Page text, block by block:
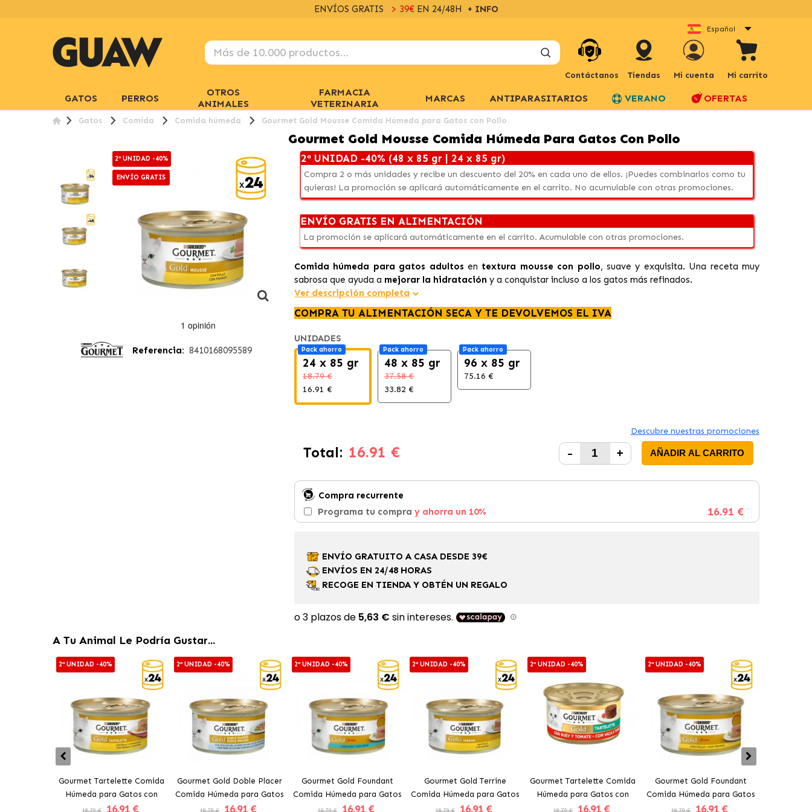
ENVÍOS GRATIS > 39€EN 24/48H + INFO
Español
Contáctanos Tiendas Mi cuenta Mi carrito
GATOS PERROS
OTROS
ANIMALES
FARMACIA
VETERINARIA
MARCAS ANTIPARASITARIOS VERANO OFERTAS
Gatos Comida Comida húmeda Gourmet Gold Mousse Comida Húmeda para Gatos con Pollo
Gourmet Gold Mousse Comida Húmeda Para Gatos Con Pollo
2ª UNIDAD -40%
ENVÍO GRATIS
Referencia: 8410168095589
2ª UNIDAD -40% (48 x 85 gr | 24 x 85 gr)
Compra 2 o más unidades y recibe un descuento del 20% en cada uno de ellos. ¡Puedes combinarlos como tu
quieras! La promoción se aplicará automáticamente en el carrito. No acumulable con otras promociones.
ENVÍO GRATIS EN ALIMENTACIÓN
La promoción se aplicará automáticamente en el carrito. Acumulable con otras promociones.
Comida húmeda para gatos adultos en textura mousse con pollo, suave y exquisita. Una receta muy
sabrosa que ayuda a mejorar la hidratación y a conquistar incluso a los gatos más refinados.
Ver descripción completa
COMPRA TU ALIMENTACIÓN SECA Y TE DEVOLVEMOS EL IVA
UNIDADES
Pack ahorro
24 x 85 gr
18.79 €
16.91 €
Pack ahorro
48 x 85 gr
37.58 €
33.82 €
Pack ahorro
96 x 85 gr
75.16 €
Descubre nuestras promociones
Total: 16.91 € - + AÑADIR AL CARRITO
Compra recurrente
Programa tu compra y ahorra un 10% 16.91 €
ENVÍO GRATUITO A CASA DESDE 39€
ENVÍOS EN 24/48 HORAS
RECOGE EN TIENDA Y OBTÉN UN REGALO
A Tu Animal Le Podría Gustar...
2ª UNIDAD -40%
Gourmet Tartelette Comida
Húmeda para Gatos con
Pollo y Zanahoria
18.79 € 16.91 €
2ª UNIDAD -40%
Gourmet Gold Doble Placer
Comida Húmeda para Gatos
Con Pescado del Océano y
18.79 € 16.91 €
2ª UNIDAD -40%
Gourmet Gold Foundant
Comida Húmeda para Gatos
con Atún
18.79 € 16.91 €
2ª UNIDAD -40%
Gourmet Gold Terrine
Comida Húmeda para Gatos
con Pollo
18.79 € 16.91 €
2ª UNIDAD -40%
Gourmet Tartelette Comida
Húmeda para Gatos con
Buey y Tomate
18.79 € 16.91 €
2ª UNIDAD -40%
Gourmet Gold Foundant
Comida Húmeda para Gatos
con Pollo
18.79 € 16.91 €